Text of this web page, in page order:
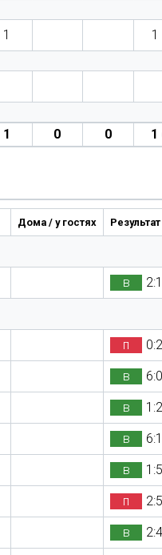
1 1
1 0 0 1
Дома / у гостях Результат
в
п 0:2
в 6:0
в 1:2
в 6:1
в 1:5
п 2:5
в 2:4